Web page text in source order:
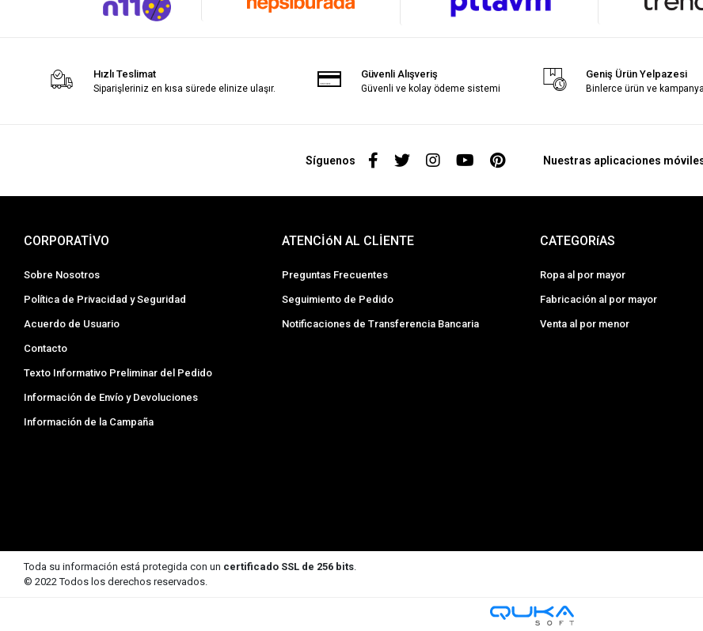
Hızlı Teslimat
Siparişleriniz en kısa sürede elinize ulaşır.
Güvenli Alışveriş
Güvenli ve kolay ödeme sistemi
Geniş Ürün Yelpazesi
Binlerce ürün ve
Síguenos Nuestras aplicaciones
CORPORATİVO
Sobre Nosotros
Política de Privacidad y Seguridad
Acuerdo de Usuario
Contacto
Texto Informativo Preliminar del Pedido
Información de Envío y Devoluciones
Información de la Campaña
ATENCİóN AL CLİENTE
Preguntas Frecuentes
Seguimiento de Pedido
Notificaciones de Transferencia Bancaria
CATEGORíAS
Ropa al por mayor
Fabricación al por mayor
Venta al por menor
Toda su información está protegida con un certificado SSL de 256 bits.
© 2022 Todos los derechos reservados.